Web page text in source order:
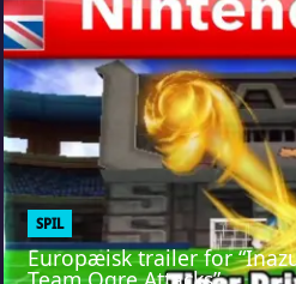
SPIL
Europæisk trailer for